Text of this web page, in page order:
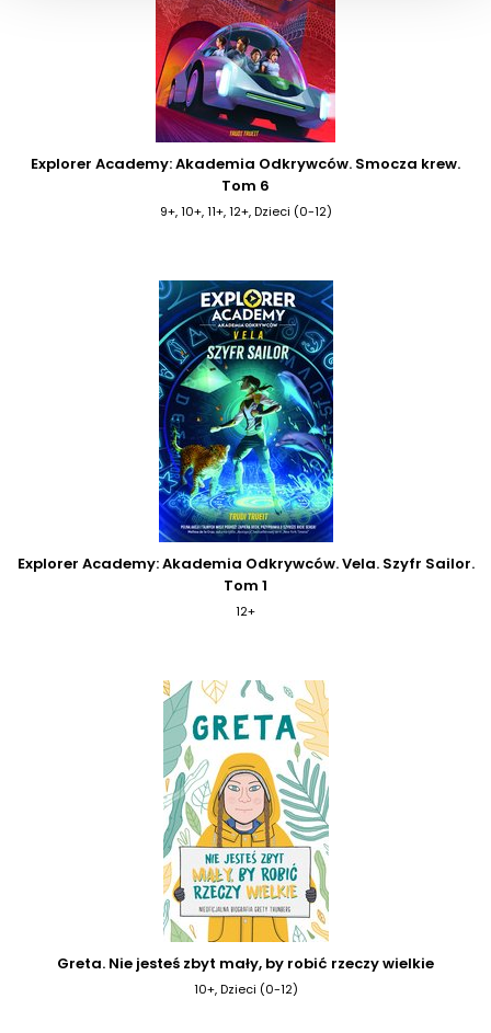
Explorer Academy: Akademia Odkrywców. Smocza krew.
Tom 6
9+, 10+, 11+, 12+, Dzieci (0-12)
Explorer Academy: Akademia Odkrywców. Vela. Szyfr Sailor.
Tom 1
12+
Greta. Nie jesteś zbyt mały, by robić rzeczy wielkie
10+, Dzieci (0-12)